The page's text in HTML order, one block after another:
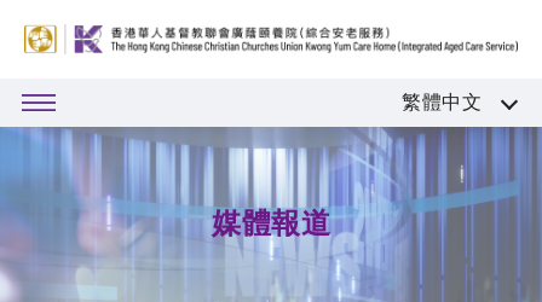
繁體中文
媒體報道